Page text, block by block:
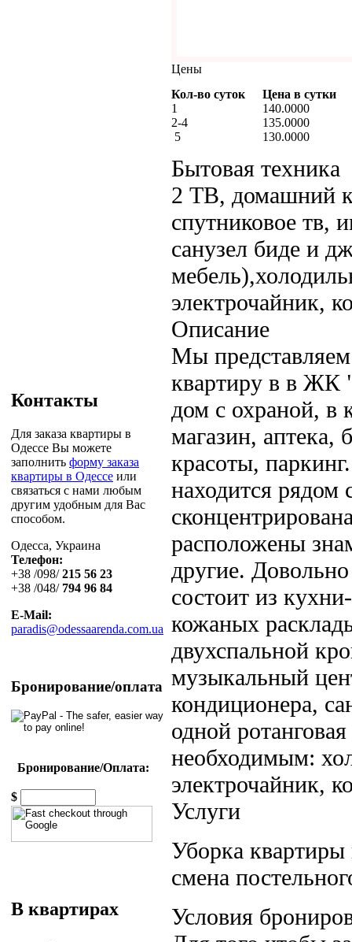
Контакты
Для заказа квартиры в
Одессе Вы можете
заполнить форму заказа
квартиры в Одессе или
связаться с нами любым
другим удобным для Вас
способом.
Одесса, Украина
Телефон:
+38 /098/215 56 23
+38 /048/ 794 96 84
E-Mail:
paradis@odessaarenda.com.ua
Бронирование/оплата
Бронирование/Оплата:
$
В квартирах
Цены
Кол-во суток
Цена в сутки
1
2-4
5
140.0000
135.0000
130.0000
Бытовая техника
2 ТВ, домашний
спутниковое тв,
санузел биде и
электрочайник,
Описание
Мы
квартиру в в ЖК
дом с охраной, в
магазин,
красоты,
находится
расположены
другие.
состоит из
кожаных
двухспальной
музыкальный
кондиционера,
одной
необходимым:
электрочайник,
Услуги
Уборка квартиры
смена
Условия